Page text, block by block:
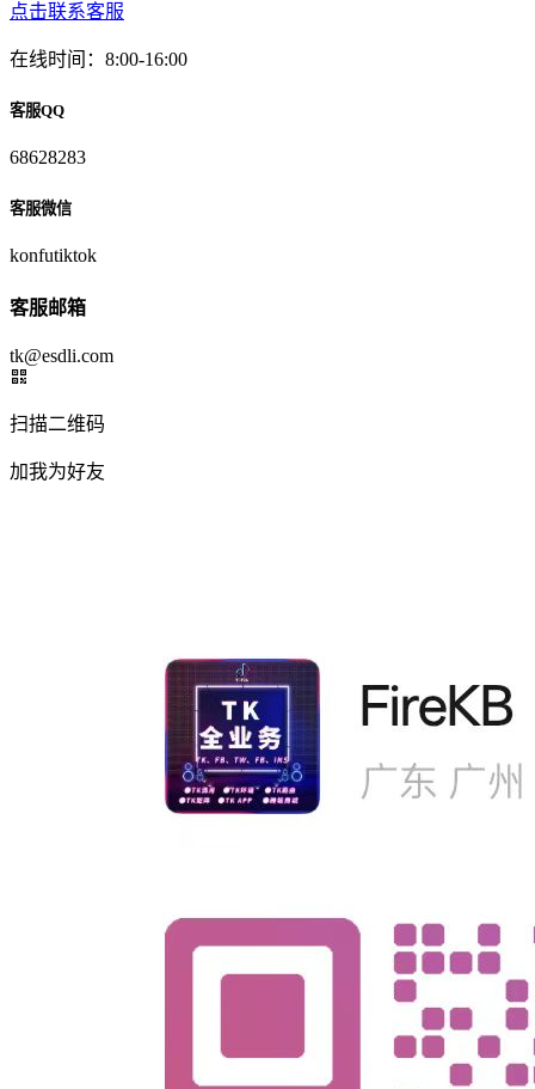
点击联系客服
在线时间：8:00-16:00
客服QQ
68628283
客服微信
konfutiktok
客服邮箱
tk@esdli.com
扫描二维码
加我为好友